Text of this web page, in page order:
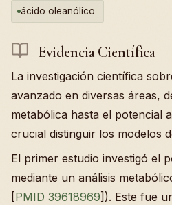
ácido oleanólico
Evidencia Científica
La investigación científica
avanzado en diversas áreas,
metabólica hasta el potencial
crucial distinguir los modelos
El primer estudio investigó el
mediante un análisis
[PMID 39618969]). Este fue